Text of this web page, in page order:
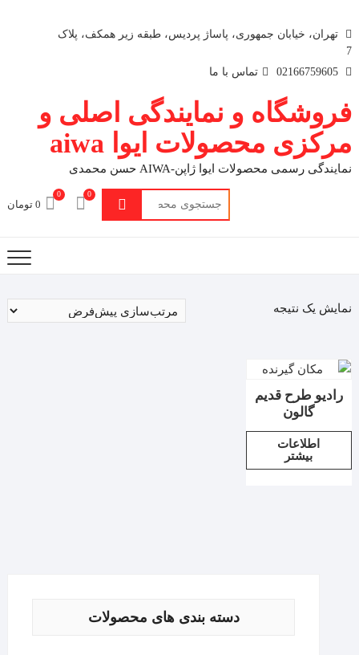
تهران، خیابان جمهوری، پاساژ پردیس، طبقه زیر همکف، پلاک
7
تماس با ما
فروشگاه و نمایندگی اصلی و
مرکزی محصولات ایوا aiwa
نمایندگی رسمی محصولات ایوا ژاپن-AIWA حسن محمدی
جستجو
برای:
0
0 تومان
0
نمایش یک نتیجه
رادیو طرح قدیم
گالون
اطلاعات
بیشتر
دسته بندی های محصولات